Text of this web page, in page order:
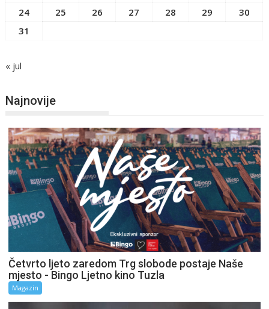
24
25 26 27 28 29
30
31
« jul
Najnovije
Četvrto ljeto zaredom Trg slobode postaje Naše
mjesto - Bingo Ljetno kino Tuzla
Magazin